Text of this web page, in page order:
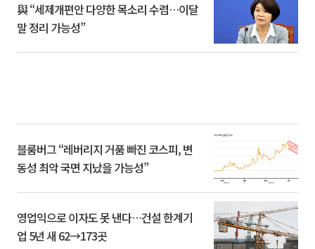
與 “세제개편안 다양한 목소리 수렴…이달
말 정리 가능성”
블룸버그 “레버리지 거품 빠진 코스피, 변
동성 최악 국면 지났을 가능성”
영업익으로 이자도 못 낸다…건설 한계기
업 5년 새 62→173곳